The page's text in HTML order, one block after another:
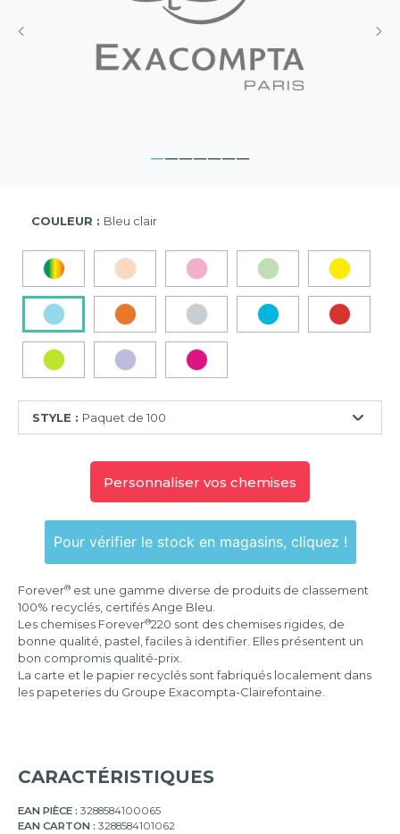
COULEUR : Bleu clair
STYLE : Paquet de 100
Personnaliser vos chemises
Pour vérifier le stock en magasins, cliquez !
Forever® est une gamme diverse de produits de classement
100% recyclés, certifés Ange Bleu.
Les chemises Forever®220 sont des chemises rigides, de
bonne qualité, pastel, faciles à identifier. Elles présentent un
bon compromis qualité-prix.
La carte et le papier recyclés sont fabriqués localement dans
les papeteries du Groupe Exacompta-Clairefontaine.
CARACTÉRISTIQUES
EAN PIÈCE : 3288584100065
EAN CARTON : 3288584101062